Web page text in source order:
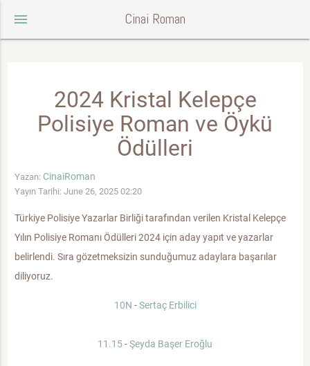
menu Cinai Roman
2024 Kristal Kelepçe
Polisiye Roman ve Öykü
Ödülleri
Yazan: CinaiRoman
Yayın Tarihi: June 26, 2025 02:20
Türkiye Polisiye Yazarlar Birliği tarafından verilen Kristal Kelepçe
Yılın Polisiye Romanı Ödülleri 2024 için aday yapıt ve yazarlar
belirlendi. Sıra gözetmeksizin sunduğumuz adaylara başarılar
diliyoruz.
10N -Sertaç Erbilici
11.15-Şeyda Başer Eroğlu